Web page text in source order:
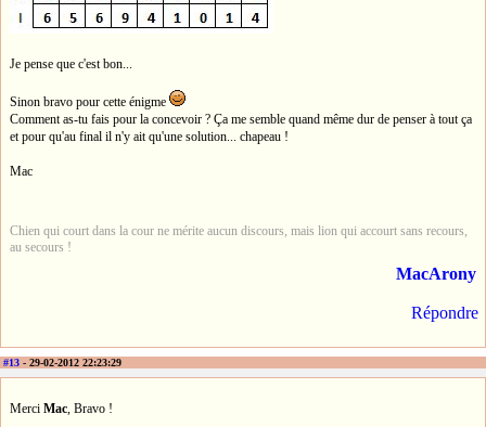
Je pense que c'est bon...
Sinon bravo pour cette énigme
Comment as-tu fais pour la concevoir ? Ça me semble quand même dur de penser à tout ça
et pour qu'au final il n'y ait qu'une solution... chapeau !
Mac
Chien qui court dans la cour ne mérite aucun discours, mais lion qui accourt sans recours,
au secours !
MacArony
Répondre
#13 - 29-02-2012 22:23:29
Merci Mac, Bravo !